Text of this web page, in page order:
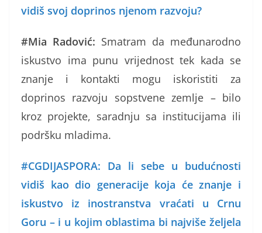
vidiš svoj doprinos njenom razvoju?
#Mia Radović: Smatram da međunarodno
iskustvo ima punu vrijednost tek kada se
znanje i kontakti mogu iskoristiti za
doprinos razvoju sopstvene zemlje – bilo
kroz projekte, saradnju sa institucijama ili
podršku mladima.
#CGDIJASPORA: Da li sebe u budućnosti
vidiš kao dio generacije koja će znanje i
iskustvo iz inostranstva vraćati u Crnu
Goru – i u kojim oblastima bi najviše željela